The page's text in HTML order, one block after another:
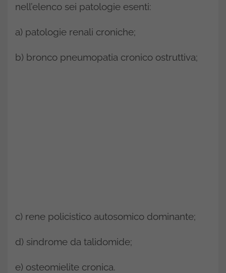
nell’elenco sei patologie esenti:
a) patologie renali croniche;
b) bronco pneumopatia cronico ostruttiva;
c) rene policistico autosomico dominante;
d) sindrome da talidomide;
e) osteomielite cronica.